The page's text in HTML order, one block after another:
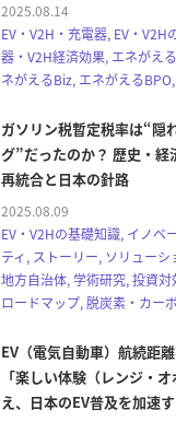
2025.08.14
EV・V2H・充電器, EV・V2H
器・V2H経済効果, エネがえ
ネがえるBiz, エネがえる
ガソリン税暫定税率は“隠
グ”だったのか？ 歴史・経
再統合と日本の針路
2025.08.09
EV・V2Hの基礎知識, イノベ
ティ, ストーリー, ソリュー
地方自治体, 学術研究, 投資
ロードマップ, 脱炭素・カー
EV（電気自動車）航続距
「楽しい体験（レンジ・
え、日本のEV普及を加速